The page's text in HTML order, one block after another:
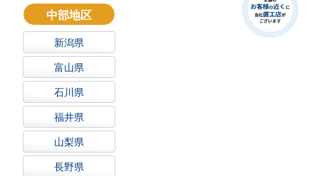
中部地区
新潟県
富山県
石川県
福井県
山梨県
長野県